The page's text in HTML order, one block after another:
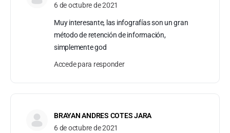
6 de octubre de 2021
Muy interesante, las infografías son un gran
método de retención de información,
simplemente god
Accede para responder
BRAYAN ANDRES COTES JARA
6 de octubre de 2021